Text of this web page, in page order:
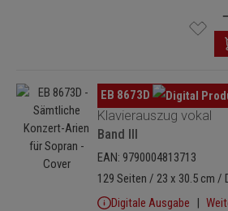
Bildergalerie überspringen
EB 8673D
Klavierauszug vokal
Band III
EAN: 9790004813713
129 Seiten / 23 x 30.5 cm /
Digitale Ausgabe